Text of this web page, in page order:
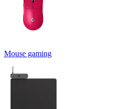
Mouse gaming